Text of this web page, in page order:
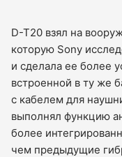
D-T20 взял на
которую Sony
и сделала ее более
встроенной в ту же
с кабелем для
выполнял функцию
более
чем предыдущие